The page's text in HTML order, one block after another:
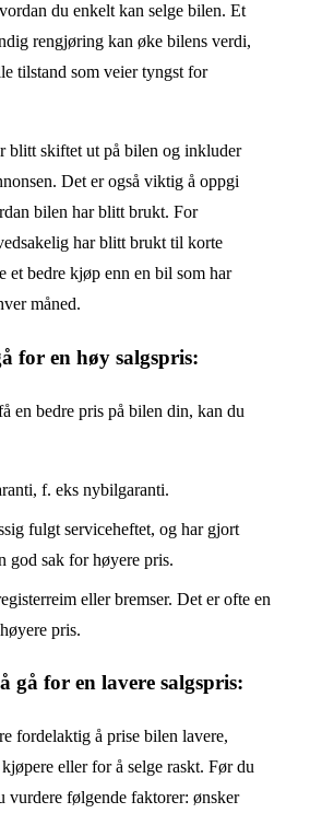
du enkelt kan selge bilen. Et
rengjøring kan øke bilens verdi,
tilstand som veier tyngst for
blitt skiftet ut på bilen og inkluder
Det er også viktig å oppgi
bilen har blitt brukt. For
har blitt brukt til korte
et bedre kjøp enn en bil som har
måned.
for en høy salgspris:
en bedre pris på bilen din, kan du
f. eks nybilgaranti.
fulgt serviceheftet, og har gjort
god sak for høyere pris.
eller bremser. Det er ofte en
pris.
gå for en lavere salgspris:
fordelaktig å prise bilen lavere,
eller for å selge raskt. Før du
vurdere følgende faktorer: ønsker